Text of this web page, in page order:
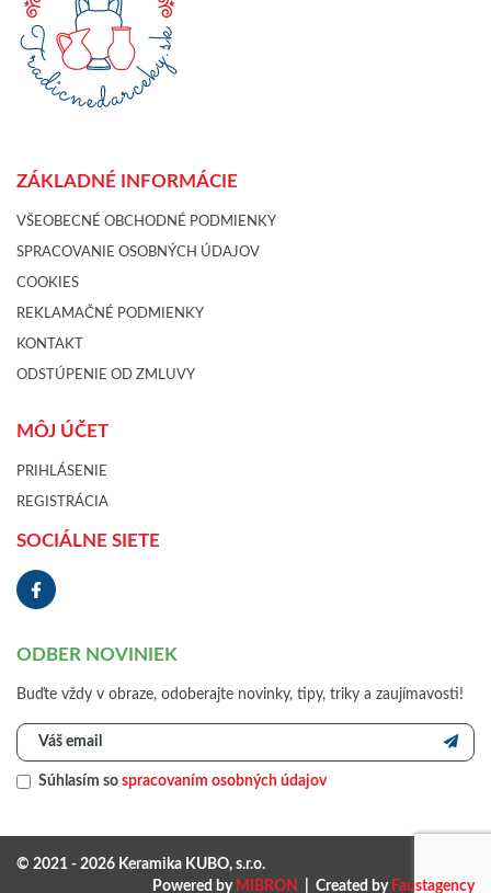
ZÁKLADNÉ INFORMÁCIE
VŠEOBECNÉ OBCHODNÉ PODMIENKY
SPRACOVANIE OSOBNÝCH ÚDAJOV
COOKIES
REKLAMAČNÉ PODMIENKY
KONTAKT
ODSTÚPENIE OD ZMLUVY
MÔJ ÚČET
PRIHLÁSENIE
REGISTRÁCIA
SOCIÁLNE SIETE
ODBER NOVINIEK
Buďte vždy v obraze, odoberajte novinky, tipy, triky a zaujímavosti!
Súhlasím so spracovaním osobných údajov
© 2021 - 2026 Keramika KUBO, s.r.o.
Powered by MIBRON | Created by Faustagency